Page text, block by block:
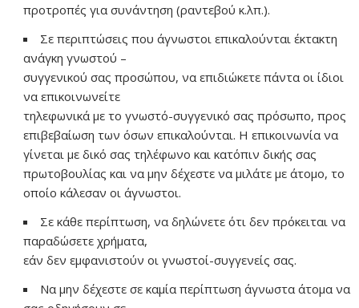
προτροπές για συνάντηση (ραντεβού κ.λπ.).
Σε περιπτώσεις που άγνωστοι επικαλούνται έκτακτη
ανάγκη γνωστού –
συγγενικού σας προσώπου, να επιδιώκετε πάντα οι ίδιοι
να επικοινωνείτε
τηλεφωνικά με το γνωστό-συγγενικό σας πρόσωπο, προς
επιβεβαίωση των όσων επικαλούνται. Η επικοινωνία να
γίνεται με δικό σας τηλέφωνο και κατόπιν δικής σας
πρωτοβουλίας και να μην δέχεστε να μιλάτε με άτομο, το
οποίο κάλεσαν οι άγνωστοι.
Σε κάθε περίπτωση, να δηλώνετε ότι δεν πρόκειται να
παραδώσετε χρήματα,
εάν δεν εμφανιστούν οι γνωστοί-συγγενείς σας.
Να μην δέχεστε σε καμία περίπτωση άγνωστα άτομα να